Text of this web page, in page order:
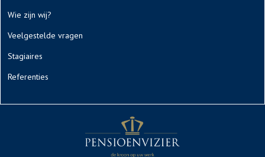
Wie zijn wij?
Veelgestelde vragen
Stagiaires
Referenties